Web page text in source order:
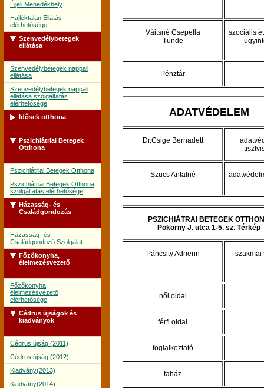
Éjjeli Menedékhely
Hajléktalan Ellátás
elérhetősége
Szenvedélybetegek
ellátása
Szenvedélybetegek nappali
ellátása
Szenvedélybetegek nappali
ellátása szolgáltatás
elérhetősége
Idősek otthona
Idősek Otthona
elérhetősége
Pszichiátriai Betegek
Otthona
Pszichiátriai Betegek Otthona
Pszichiátriai Betegek Otthona
szolgáltatás elérhetősége
Házasság- és
Családgondozás
Házasság- és
Családgondozó Szolgálat
Főzőkonyha,
élelmezésvezető
Főzőkonyha,
élelmezésvezető
elérhetősége
Cédrus újságok és
kiadványok
Cédrus újság (2011)
Cédrus újság (2012)
Kiadvány(2013)
Kiadvány(2014)
Váitsné Csepella
Tünde
szociális
Pénztár
ADATVÉDELEM
Dr.Csige Bernadett
Szücs Antalné
PSZICHIÁTRAI BETEGEK
Pokorny J. utca 1-5. sz. Térkép
Páncsity Adrienn szakmai
női oldal
férfi oldal
foglalkoztató
faház